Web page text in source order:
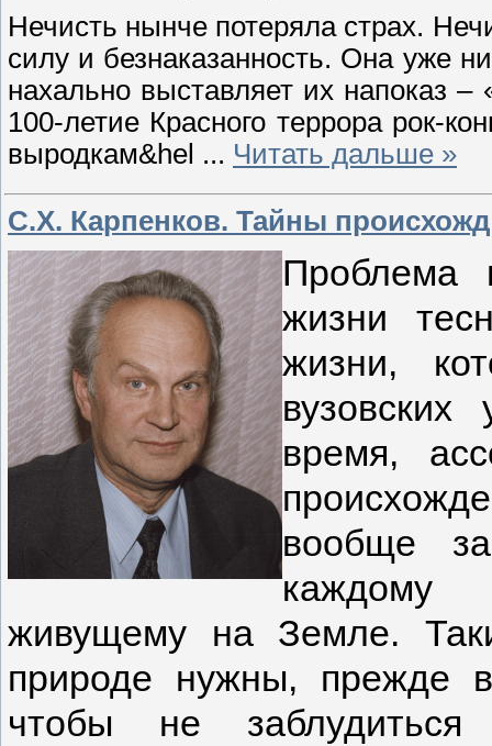
Нечисть нынче потеряла страх.
силу и безнаказанность. Она уже
нахально выставляет их напоказ
100-летие Красного террора рок-
выродкам&hel ... Читать дальше »
С.Х. Карпенков. Тайны
Проблема
жизни
жизни,
время,
вообще
каждому
живущему на Земле.
природе нужны, прежде
чтобы не заблудиться